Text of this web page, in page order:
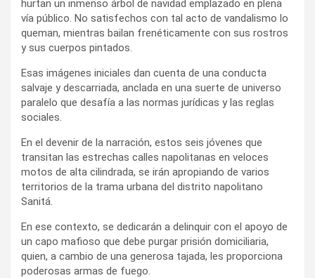
hurtan un inmenso árbol de navidad emplazado en plena
vía público. No satisfechos con tal acto de vandalismo lo
queman, mientras bailan frenéticamente con sus rostros
y sus cuerpos pintados.
Esas imágenes iniciales dan cuenta de una conducta
salvaje y descarriada, anclada en una suerte de universo
paralelo que desafía a las normas jurídicas y las reglas
sociales.
En el devenir de la narración, estos seis jóvenes que
transitan las estrechas calles napolitanas en veloces
motos de alta cilindrada, se irán apropiando de varios
territorios de la trama urbana del distrito napolitano
Sanitá.
En ese contexto, se dedicarán a delinquir con el apoyo de
un capo mafioso que debe purgar prisión domiciliaria,
quien, a cambio de una generosa tajada, les proporciona
poderosas armas de fuego.